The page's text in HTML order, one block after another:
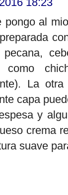
pongo al
como
La
capa
y
crema
suave